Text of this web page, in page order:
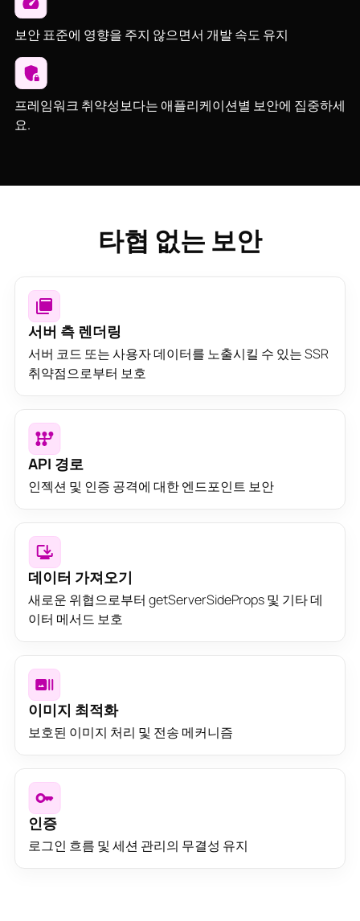
보안 표준에 영향을 주지 않으면서 개발 속도 유지
프레임워크 취약성보다는 애플리케이션별 보안에 집중하세
요.
타협 없는 보안
서버 측 렌더링
서버 코드 또는 사용자 데이터를 노출시킬 수 있는 SSR
취약점으로부터 보호
API 경로
인젝션 및 인증 공격에 대한 엔드포인트 보안
데이터 가져오기
새로운 위협으로부터 getServerSideProps 및 기타 데
이터 메서드 보호
이미지 최적화
보호된 이미지 처리 및 전송 메커니즘
인증
로그인 흐름 및 세션 관리의 무결성 유지